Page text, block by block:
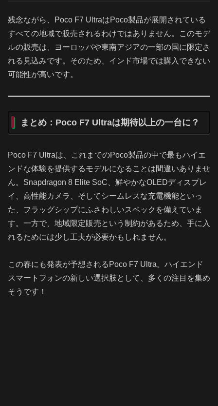
残念ながら、Poco F7 UltraはPoco製品が展開されている
すべての地域で販売されるわけではありません。このモデ
ルの販売は、ヨーロッパや東南アジアの一部の国に限定さ
れる見込みです。そのため、インド市場では購入できない
可能性が高いです。
まとめ：Poco F7 Ultraは期待以上の一台に？
Poco F7 Ultraは、これまでのPoco製品の中で最もハイエ
ンドな体験を提供するモデルになることは間違いありませ
ん。Snapdragon 8 Elite SoC、鮮やかなOLEDディスプレ
イ、高性能カメラ、そしてシームレスな充電機能といっ
た、フラッグシップにふさわしいスペックを備えていま
す。一方で、地域限定販売という制約があるため、手に入
れるためには少し工夫が必要かもしれません。
この春にも発表が予想されるPoco F7 Ultra。ハイエンド
スマートフォンの新しい選択肢として、多くの注目を集め
そうです！